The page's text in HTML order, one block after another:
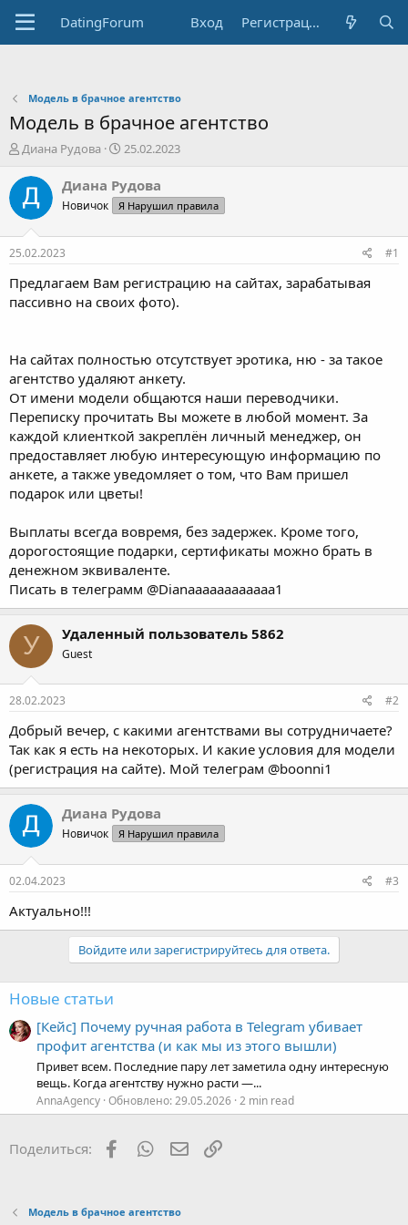
DatingForum Вход Регистрация
Модель в брачное агентство
Модель в брачное агентство
А
т
о
р
е
м
ы
Диана Рудова
Д
т
а
н
л
а
25.02.2023
Диана Рудова
Новичок Я Нарушил правила
25.02.2023 #1
Предлагаем Вам регистрацию на сайтах, зарабатывая
пассивно на своих фото).
На сайтах полностью отсутствует эротика, ню - за такое
агентство удаляют анкету.
От имени модели общаются наши переводчики.
Переписку прочитать Вы можете в любой момент. За
каждой клиенткой закреплён личный менеджер, он
предоставляет любую интересующую информацию по
анкете, а также уведомляет о том, что Вам пришел
подарок или цветы!
Выплаты всегда вовремя, без задержек. Кроме того,
дорогостоящие подарки, сертификаты можно брать в
денежном эквиваленте.
Писать в телеграмм @Dianaaaaaaaaaaaa1
У Удаленный пользователь 5862
Guest
28.02.2023 #2
Добрый вечер, с какими агентствами вы сотрудничаете?
Так как я есть на некоторых. И какие условия для модели
(регистрация на сайте). Мой телеграм @boonni1
Диана Рудова
Новичок Я Нарушил правила
02.04.2023 #3
Актуально!!!
Войдите или зарегистрируйтесь для ответа.
Новые статьи
[Кейс] Почему ручная работа в Telegram убивает
профит агентства (и как мы из этого вышли)
Привет всем. Последние пару лет заметила одну интересную
вещь. Когда агентству нужно расти —...
AnnaAgency Обновлено:29.05.2026 2 min read
Поделиться: FacebookWhatsAppЭлектронная почта
Модель в брачное агентство